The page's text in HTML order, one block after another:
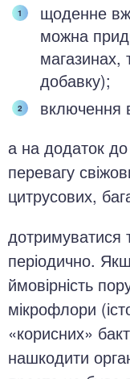
щоденне
можна
магазинах,
добавку);
включення
а на додаток до
перевагу
цитрусових,
дотримуватися
періодично.
ймовірність
мікрофлори
«корисних»
нашкодити